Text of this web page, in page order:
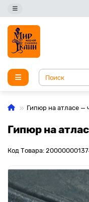
Гипюр на атласе —
Гипюр на
Код Товара: